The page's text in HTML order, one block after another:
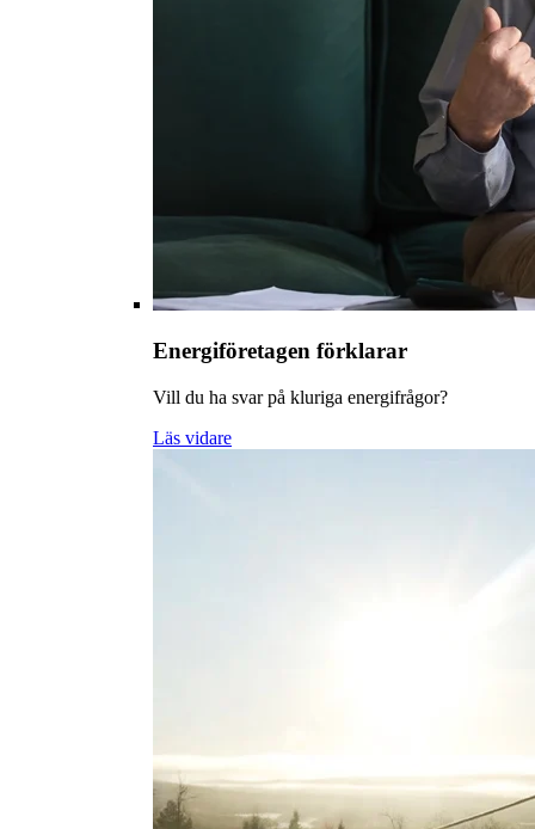
Energiföretagen förklarar
Vill du ha svar på kluriga energifrågor?
Läs vidare